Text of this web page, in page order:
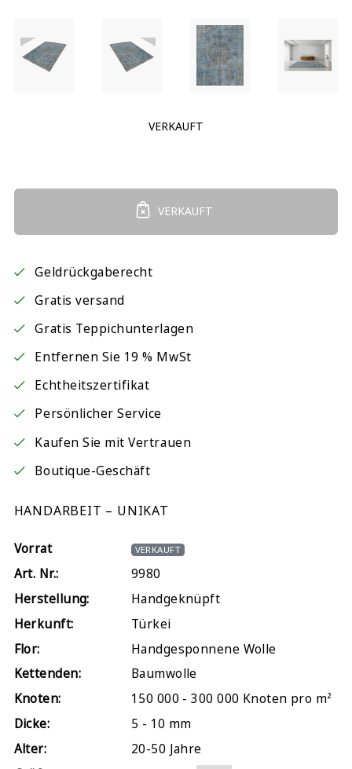
VERKAUFT
VERKAUFT
Geldrückgaberecht
Gratis versand
Gratis Teppichunterlagen
Entfernen Sie 19 % MwSt
Echtheitszertifikat
Persönlicher Service
Kaufen Sie mit Vertrauen
Boutique-Geschäft
HANDARBEIT – UNIKAT
Vorrat VERKAUFT
Art. Nr.:
9980
Herstellung:
Handgeknüpft
Herkunft:
Türkei
Flor:
Handgesponnene Wolle
Kettenden:
Baumwolle
Knoten:
150 000 - 300 000 Knoten pro m²
Dicke:
5 - 10 mm
Alter:
20-50 Jahre